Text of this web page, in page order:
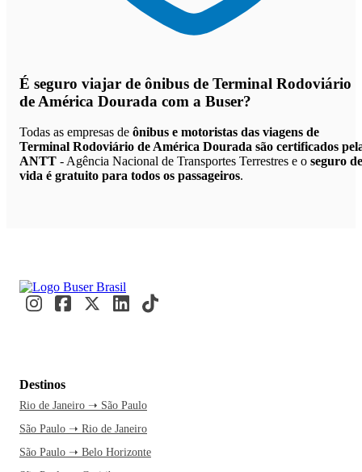
É seguro viajar de ônibus de Terminal Rodoviário
de América Dourada com a Buser?
Todas as empresas de ônibus e motoristas das viagens de
Terminal Rodoviário de América Dourada são certificados
ANTT - Agência Nacional de Transportes Terrestres e o seguro de
vida é gratuito para todos os passageiros.
Destinos
Rio de Janeiro ➝ São Paulo
São Paulo ➝ Rio de Janeiro
São Paulo ➝ Belo Horizonte